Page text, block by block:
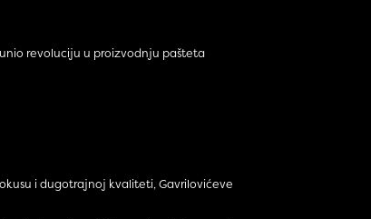
revoluciju u proizvodnju pašteta
i dugotrajnoj kvaliteti, Gavrilovićeve